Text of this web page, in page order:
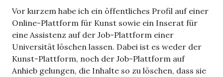
Vor kurzem habe ich ein öffentliches Profil auf einer
Online-Plattform für Kunst sowie ein Inserat für
eine Assistenz auf der Job-Plattform einer
Universität löschen lassen. Dabei ist es weder der
Kunst-Plattform, noch der Job-Plattform auf
Anhieb gelungen, die Inhalte so zu löschen, dass sie